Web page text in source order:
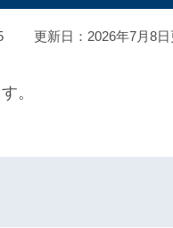
更新日：2026年7月8
。